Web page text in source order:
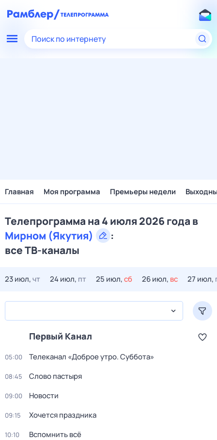
Поиск по интернету
Главная Моя программа Премьеры недели
Телепрограмма на 4 июля 2026 года в
Мирном (Якутия)
:
все ТВ-каналы
23 июл,чт 24 июл, пт 25 июл,сб 26 июл, вс 27 июл,
Первый Канал
05:00 Телеканал «Доброе утро. Суббота»
08:45 Слово пастыря
09:00 Новости
09:15 Хочется праздника
10:10 Вспомнить всё